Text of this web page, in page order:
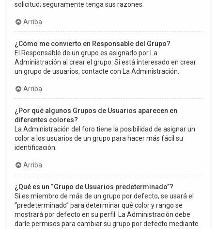
solicitud; seguramente tenga sus razones.
Arriba
¿Cómo me convierto en Responsable del Grupo?
El Responsable de un grupo es asignado por La
Administración al crear el grupo. Si está interesado en crear
un grupo de usuarios, contacte con La Administración.
Arriba
¿Por qué algunos Grupos de Usuarios aparecen en
diferentes colores?
La Administración del foro tiene la posibilidad de asignar un
color a los usuarios de un grupo para hacer más fácil su
identificación.
Arriba
¿Qué es un “Grupo de Usuarios predeterminado”?
Si es miembro de más de un grupo por defecto, se usará el
“predeterminado” para determinar qué color y rango se
mostrará por defecto en su perfil. La Administración debe
darle permisos para cambiar su grupo por defecto mediante